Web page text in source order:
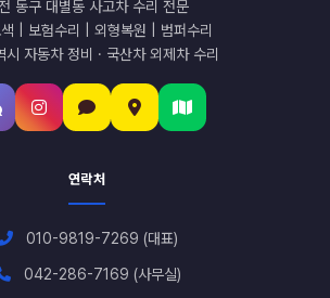
동구 대별동 사고차 수리 전문
| 보험수리 | 외형복원 | 범퍼수리
시 자동차 정비 · 국산차 외제차 수리
연락처
010-9819-7269 (대표)
042-286-7169 (사무실)